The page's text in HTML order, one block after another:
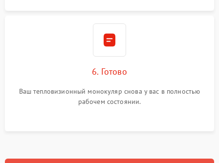
6. Готово
Ваш тепловизионный монокуляр снова у вас в полностью
рабочем состоянии.